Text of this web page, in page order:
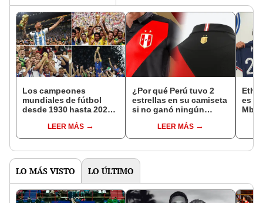
Los campeones
mundiales de fútbol
desde 1930 hasta 2022:
LEER MÁS
¿Por qué Perú tuvo 2
estrellas en su camiseta
si no ganó ningún
LEER MÁS
es el
LO MÁS VISTO LO ÚLTIMO